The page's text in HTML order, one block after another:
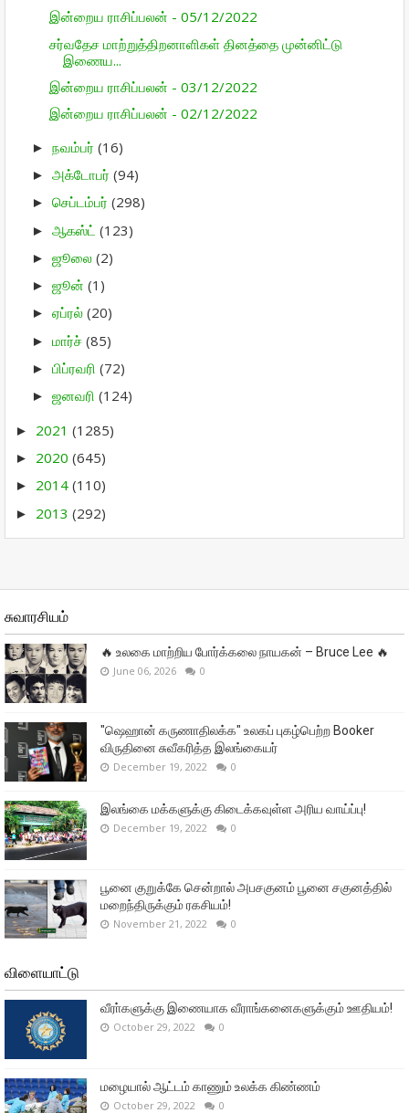
இன்றைய ராசிப்பலன் - 05/12/2022
சர்வதேச மாற்றுத்திறனாளிகள் தினத்தை முன்னிட்டு
இணைய...
இன்றைய ராசிப்பலன் - 03/12/2022
இன்றைய ராசிப்பலன் - 02/12/2022
► நவம்பர் (16)
► அக்டோபர் (94)
► செப்டம்பர் (298)
► ஆகஸ்ட் (123)
► ஜூலை (2)
► ஜூன் (1)
► ஏப்ரல் (20)
► மார்ச் (85)
► பிப்ரவரி (72)
► ஜனவரி (124)
► 2021 (1285)
► 2020 (645)
► 2014 (110)
► 2013 (292)
சுவாரசியம்
🔥 உலகை மாற்றிய போர்க்கலை நாயகன் – Bruce Lee 🔥
June 06, 2026 0
"ஷெஹான் கருணாதிலக்க" உலகப் புகழ்பெற்ற Booker
விருதினை சுவீகரித்த இலங்கையர்
December 19, 2022 0
இலங்கை மக்களுக்கு கிடைக்கவுள்ள அரிய வாய்ப்பு!
December 19, 2022 0
பூனை குறுக்கே சென்றால் அபசகுனம் பூனை சகுனத்தில்
மறைந்திருக்கும் ரகசியம்!
November 21, 2022 0
விளையாட்டு
வீரா்களுக்கு இணையாக வீராங்கனைகளுக்கும் ஊதியம்!
October 29, 2022 0
மழையால் ஆட்டம் காணும் உலக்க கிண்ணம்
October 29, 2022 0